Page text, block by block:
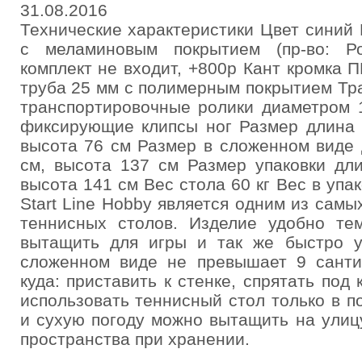
31.08.2016
Технические характеристики Цвет
с меламиновым покрытием (пр-во:
комплект не входит, +800р Кант
труба 25 мм с полимерным покрытием
транспортировочные ролики
фиксирующие клипсы ног Размер
высота 76 см Размер в сложенном
см, высота 137 см Размер упаковки
высота 141 см Вес стола 60 кг Вес в
Start Line Hobby является одним из
теннисных столов. Изделие удобно
вытащить для игры и так же быстро
сложенном виде не превышает 9
куда: приставить к стенке, спрятать
использовать теннисный стол только в
и сухую погоду можно вытащить на
пространства при хранении.